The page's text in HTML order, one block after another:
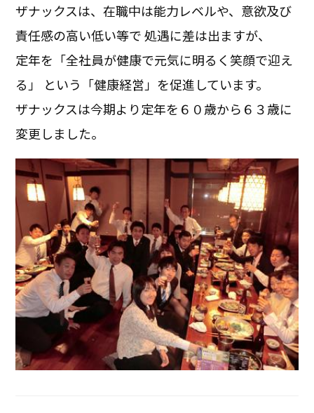
ザナックスは、在職中は能力レベルや、意欲及び
責任感の高い低い等で 処遇に差は出ますが、
定年を「全社員が健康で元気に明るく笑顔で迎え
る」 という「健康経営」を促進しています。
ザナックスは今期より定年を６０歳から６３歳に
変更しました。